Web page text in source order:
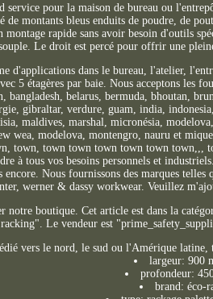
service pour la maison de bureau ou
de montants bleus enduits de poudre, de
rapide sans avoir besoin d'outils
Le droit est percé pour offrir une
d'applications dans le bureau, l'atelier,
5 étagères par baie. Nous acceptons les
bangladesh, belarus, bermuda, bhoutan,
gibraltar, verdure, guam, india,
maldives, marshal, micronésia,
wea, modelova, montengro, nauru et
town, town town town town town town,,,
à tous vos besoins personnels et
Nous fournissons des marques
werner & dassy workwear. Veuillez
notre boutique. Cet article est dans la
racking". Le vendeur est
vers le nord, le sud ou l'Amérique latine,
largeur: 900
profondeur:
brand: éco-